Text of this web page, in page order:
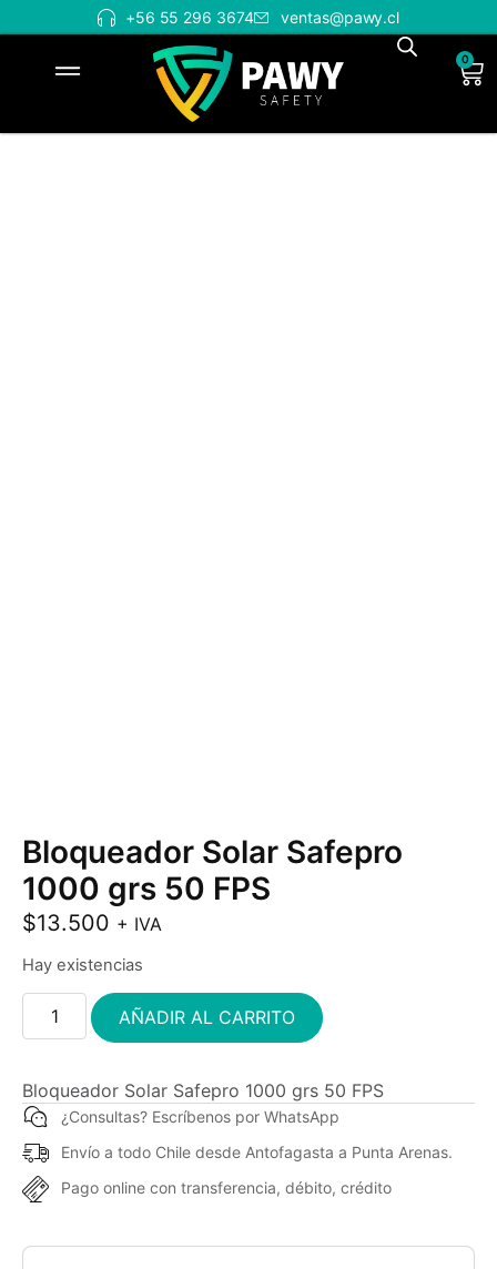
+56 55 296 3674 ventas@pawy.cl
0
Bloqueador Solar Safepro
1000 grs 50 FPS
$13.500 + IVA
Hay existencias
AÑADIR AL CARRITO
Bloqueador Solar Safepro 1000 grs 50 FPS
¿Consultas? Escríbenos por WhatsApp
Envío a todo Chile desde Antofagasta a Punta Arenas.
Pago online con transferencia, débito, crédito